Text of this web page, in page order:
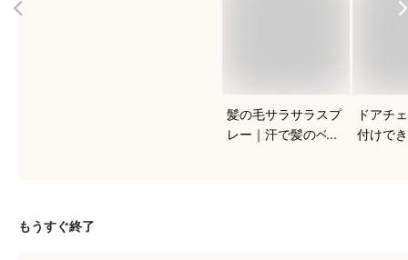
髪の毛サラサラスプ
レー｜汗で髪のベタ
ドアチ
付けで
もうすぐ終了